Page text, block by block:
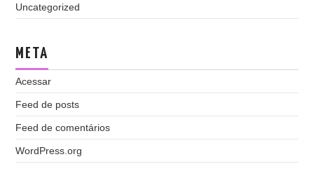
Uncategorized
META
Acessar
Feed de posts
Feed de comentários
WordPress.org